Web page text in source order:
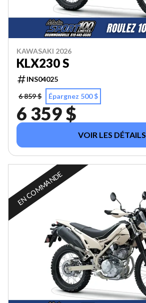
KAWASAKI 2026
KLX230 S
INS04025
6 859 $
Épargnez 500 $
6 359 $
VOIR LES DÉTAILS
EN COMMANDE